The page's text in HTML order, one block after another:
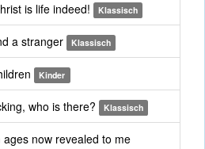
is life indeed! Klassisch
a stranger Klassisch
Kinder
who is there? Klassisch
now revealed to me